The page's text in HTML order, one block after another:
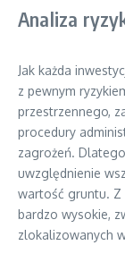
Analiza
Jak każda
z pewnym
przestrzennego,
procedury
zagrożeń.
uwzględnienie
wartość gruntu. Z
bardzo wysokie,
zlokalizowanych